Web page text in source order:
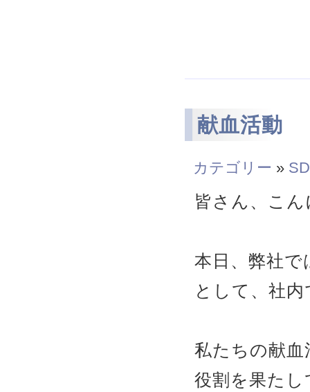
献血活動
カテゴリー »
皆さん、こ
本日、弊社
として、社
私たちの献
役割を果た